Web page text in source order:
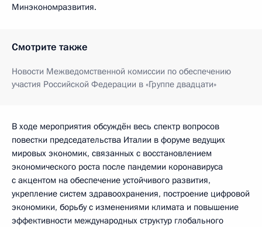
Минэкономразвития.
Смотрите также
Новости Межведомственной комиссии по обеспечению
участия Российской Федерации в «Группе двадцати»
В ходе мероприятия обсуждён весь спектр вопросов
повестки председательства Италии в форуме ведущих
мировых экономик, связанных с восстановлением
экономического роста после пандемии коронавируса
с акцентом на обеспечение устойчивого развития,
укрепление систем здравоохранения, построение цифровой
экономики, борьбу с изменениями климата и повышение
эффективности международных структур глобального